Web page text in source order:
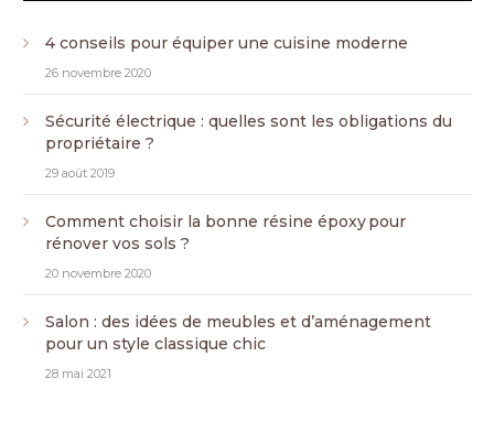
4 conseils pour équiper une cuisine moderne
26 novembre 2020
Sécurité électrique : quelles sont les obligations du
propriétaire ?
29 août 2019
Comment choisir la bonne résine époxy pour
rénover vos sols ?
20 novembre 2020
Salon : des idées de meubles et d’aménagement
pour un style classique chic
28 mai 2021